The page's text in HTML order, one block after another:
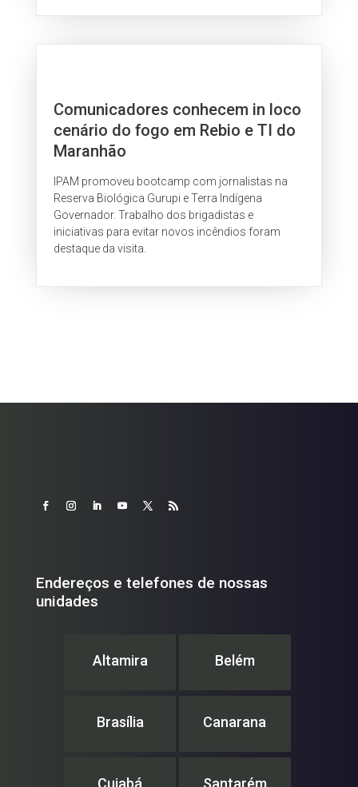
Comunicadores conhecem in loco
cenário do fogo em Rebio e TI do
Maranhão
IPAM promoveu bootcamp com jornalistas na
Reserva Biológica Gurupi e Terra Indígena
Governador. Trabalho dos brigadistas e
iniciativas para evitar novos incêndios foram
destaque da visita.
Endereços e telefones de nossas
unidades
Altamira Belém
Brasília Canarana